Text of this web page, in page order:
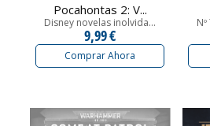
Pocahontas 2: V...
Disney novelas inolvida...
9,99 €
Comprar Ahora